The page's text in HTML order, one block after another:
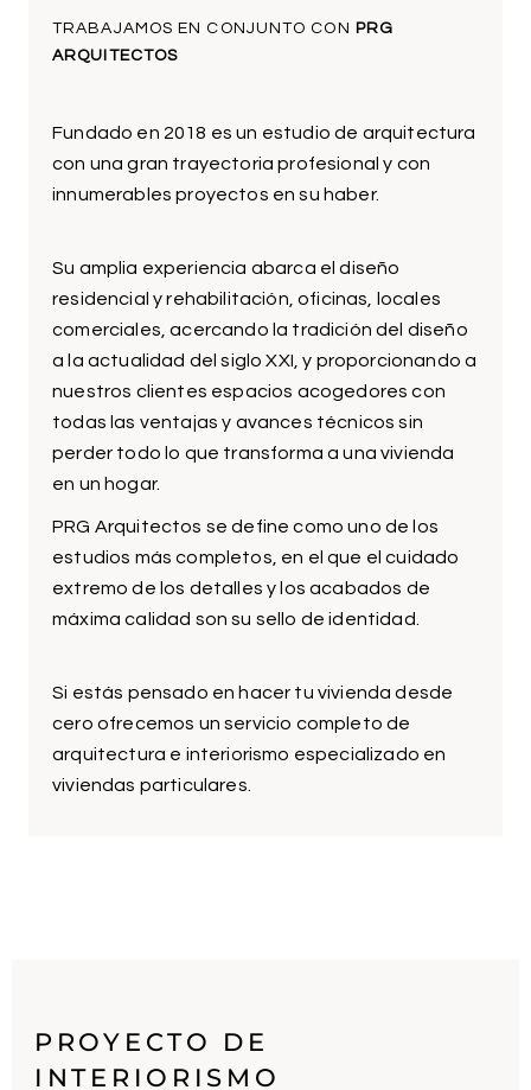
TRABAJAMOS EN CONJUNTO CON PRG
ARQUITECTOS
Fundado en 2018 es un estudio de arquitectura
con una gran trayectoria profesional y con
innumerables proyectos en su haber.
Su amplia experiencia abarca el diseño
residencial y rehabilitación, oficinas, locales
comerciales, acercando la tradición del diseño
a la actualidad del siglo XXI, y proporcionando a
nuestros clientes espacios acogedores con
todas las ventajas y avances técnicos sin
perder todo lo que transforma a una vivienda
en un hogar.
PRG Arquitectos se define como uno de los
estudios más completos, en el que el cuidado
extremo de los detalles y los acabados de
máxima calidad son su sello de identidad.
Si estás pensado en hacer tu vivienda desde
cero ofrecemos un servicio completo de
arquitectura e interiorismo especializado en
viviendas particulares.
PROYECTO DE
INTERIORISMO